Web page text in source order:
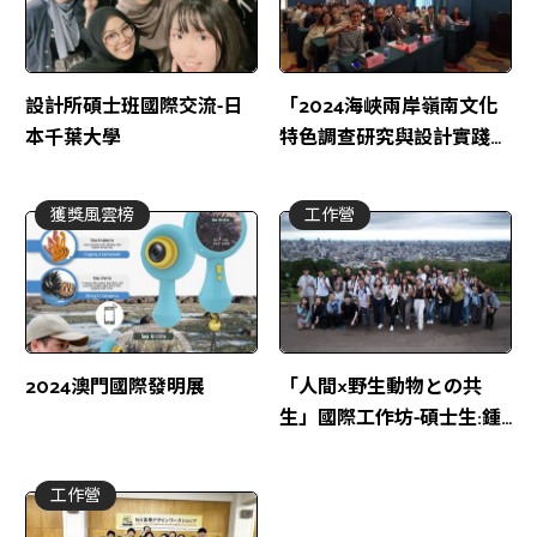
設計所碩士班國際交流-日
本千葉大學
「2024海峽兩岸嶺南文化
特色調查研究與設計實踐工
育瑄、王婷立 / 交流地點:
中國廣州
獲獎風雲榜
2024澳門國際發明展
工作營
「人間×野生動物との共
生」國際工作坊-碩士生:鍾
工作營